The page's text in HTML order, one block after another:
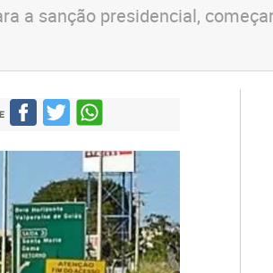
a sanção presidencial,